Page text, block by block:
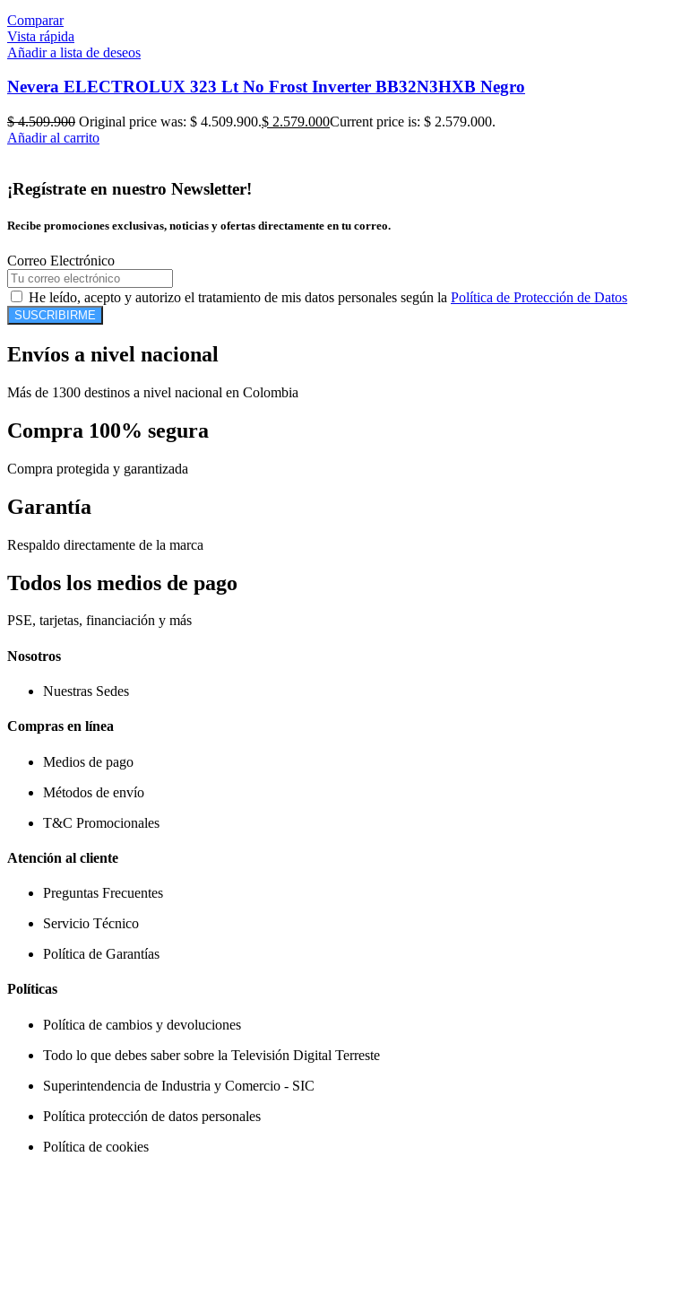
Comparar
Vista rápida
Añadir a lista de deseos
Nevera ELECTROLUX 323 Lt No Frost Inverter BB32N3HXB Negro
$4.509.900 Original price was: $ 4.509.900.$ 2.579.000Current price is: $ 2.579.000.
Añadir al carrito
¡Regístrate en nuestro Newsletter!
Recibe promociones exclusivas, noticias y ofertas directamente en tu correo.
Correo Electrónico
He leído, acepto y autorizo el tratamiento de mis datos personales según la Política de Protección de Datos
SUSCRIBIRME
Envíos a nivel nacional
Más de 1300 destinos a nivel nacional en Colombia
Compra 100% segura
Compra protegida y garantizada
Garantía
Respaldo directamente de la marca
Todos los medios de pago
PSE, tarjetas, financiación y más
Nosotros
Nuestras Sedes
Compras en línea
Medios de pago
Métodos de envío
T&C Promocionales
Atención al cliente
Preguntas Frecuentes
Servicio Técnico
Política de Garantías
Políticas
Política de cambios y devoluciones
Todo lo que debes saber sobre la Televisión Digital Terreste
Superintendencia de Industria y Comercio - SIC
Política protección de datos personales
Política de cookies